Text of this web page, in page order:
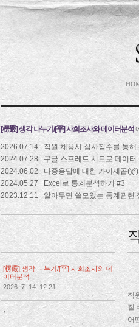
[楞嚴] 생각 나누기/[平] 사회조사와 데이터분석
2026.07.14
직원 채용시 심사점수를 통해
2024.07.28
구글 스프레드 시트로 데이터
2024.06.02
다중응답에 대한 카이제곱
2024.05.27
Excel로 통계분석하기 #3
2023.12.11
알아두면 쓸모있는 통계관련
[楞嚴] 생각 나누기/[平] 사회조사와 데
이터분석
2026. 7. 14. 12:21
,
직
질
어